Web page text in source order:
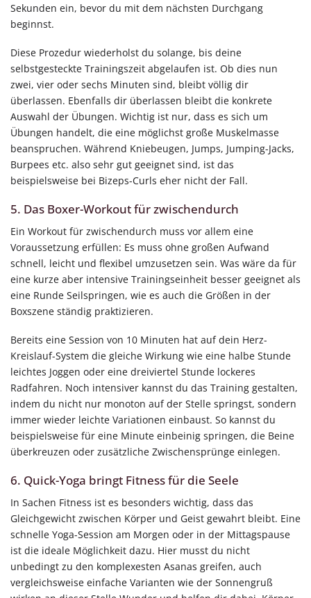
Sekunden ein, bevor du mit dem nächsten Durchgang
beginnst.
Diese Prozedur wiederholst du solange, bis deine
selbstgesteckte Trainingszeit abgelaufen ist. Ob dies nun
zwei, vier oder sechs Minuten sind, bleibt völlig dir
überlassen. Ebenfalls dir überlassen bleibt die konkrete
Auswahl der Übungen. Wichtig ist nur, dass es sich um
Übungen handelt, die eine möglichst große Muskelmasse
beanspruchen. Während Kniebeugen, Jumps, Jumping-Jacks,
Burpees etc. also sehr gut geeignet sind, ist das
beispielsweise bei Bizeps-Curls eher nicht der Fall.
5. Das Boxer-Workout für zwischendurch
Ein Workout für zwischendurch muss vor allem eine
Voraussetzung erfüllen: Es muss ohne großen Aufwand
schnell, leicht und flexibel umzusetzen sein. Was wäre da für
eine kurze aber intensive Trainingseinheit besser geeignet als
eine Runde Seilspringen, wie es auch die Größen in der
Boxszene ständig praktizieren.
Bereits eine Session von 10 Minuten hat auf dein Herz-
Kreislauf-System die gleiche Wirkung wie eine halbe Stunde
leichtes Joggen oder eine dreiviertel Stunde lockeres
Radfahren. Noch intensiver kannst du das Training gestalten,
indem du nicht nur monoton auf der Stelle springst, sondern
immer wieder leichte Variationen einbaust. So kannst du
beispielsweise für eine Minute einbeinig springen, die Beine
überkreuzen oder zusätzliche Zwischensprünge einlegen.
6. Quick-Yoga bringt Fitness für die Seele
In Sachen Fitness ist es besonders wichtig, dass das
Gleichgewicht zwischen Körper und Geist gewahrt bleibt. Eine
schnelle Yoga-Session am Morgen oder in der Mittagspause
ist die ideale Möglichkeit dazu. Hier musst du nicht
unbedingt zu den komplexesten Asanas greifen, auch
vergleichsweise einfache Varianten wie der Sonnengruß